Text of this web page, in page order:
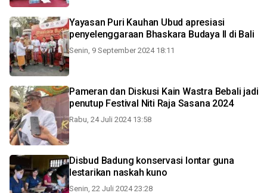
Yayasan Puri Kauhan Ubud apresiasi
penyelenggaraan Bhaskara Budaya II di Bali
Senin, 9 September 2024 18:11
Pameran dan Diskusi Kain Wastra Bebali jadi
penutup Festival Niti Raja Sasana 2024
Rabu, 24 Juli 2024 13:58
Disbud Badung konservasi lontar guna
lestarikan naskah kuno
Senin, 22 Juli 2024 23:28